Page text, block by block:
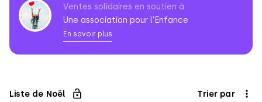
Association
pour
Ventes solidaires en soutien à
Une association pour l'Enfance
En savoir plus
Liste de Noël Trier par